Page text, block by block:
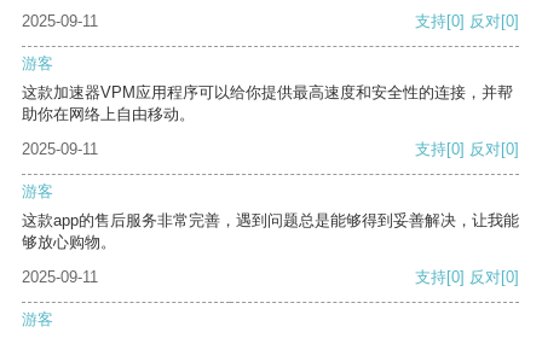
2025-09-11
支持[0] 反对[0]
游客
这款加速器VPM应用程序可以给你提供最高速度和安全性的连接，并帮
助你在网络上自由移动。
2025-09-11
支持[0] 反对[0]
游客
这款app的售后服务非常完善，遇到问题总是能够得到妥善解决，让我能
够放心购物。
2025-09-11
支持[0] 反对[0]
游客